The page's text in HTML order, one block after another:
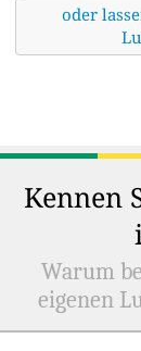
oder
Kennen
Warum
eigenen